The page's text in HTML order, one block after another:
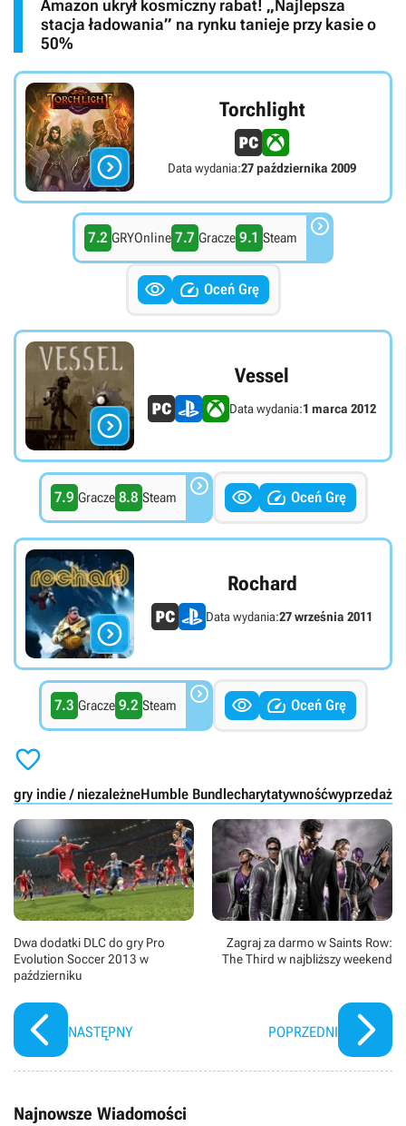
Amazon ukrył kosmiczny rabat! „Najlepsza
stacja ładowania” na rynku tanieje przy kasie o
50%

Torchlight
Data wydania:27 października 2009
7.2 GRYOnline 7.7 Gracze 9.1 Steam 
  Oceń Grę

Vessel
Data wydania:1 marca 2012
7.9 Gracze 8.8 Steam    Oceń Grę

Rochard
Data wydania:27 września 2011
7.3 Gracze 9.2 Steam    Oceń Grę

gry indie / niezależneHumble Bundlecharytatywnośćwyprzedaż
Dwa dodatki DLC do gry Pro
Evolution Soccer 2013 w
październiku
NASTĘPNY
Zagraj za darmo w Saints Row:
The Third w najbliższy weekend
POPRZEDNI
Najnowsze Wiadomości